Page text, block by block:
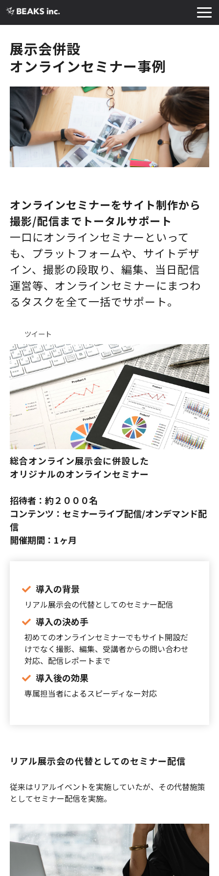
実績・導入事例
お知らせ
コラム
よくあるご質問
お役立ち資料
展示会併設
オンラインセミナー事例
オンラインセミナーをサイト制作から
撮影/配信までトータルサポート
一口にオンラインセミナーといって
も、プラットフォームや、サイトデザ
イン、撮影の段取り、編集、当日配信
運営等、オンラインセミナーにまつわ
るタスクを全て一括でサポート。
ツイート
総合オンライン展示会に併設した
オリジナルのオンラインセミナー
招待者：約２０００名
コンテンツ：セミナーライブ配信/オンデマンド配
信
開催期間：1ヶ月
導入の背景
リアル展示会の代替としてのセミナー配信
導入の決め手
初めてのオンラインセミナーでもサイト開設だ
けでなく撮影、編集、受講者からの問い合わせ
対応、配信レポートまで
導入後の効果
専属担当者によるスピーディなー対応
リアル展示会の代替としてのセミナー配信
従来はリアルイベントを実施していたが、その代替施策
としてセミナー配信を実施。